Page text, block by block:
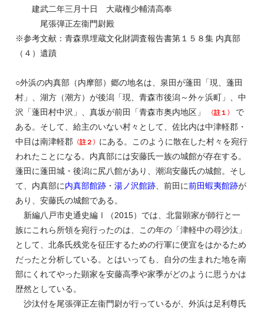
建武二年三月十日 大蔵権少輔清高奉
尾張弾正左衞門尉殿
※参考文献：青森県埋蔵文化財調査報告書第１５８集 内真部
（４）遺蹟
○外浜の内真部（内摩部）郷の地名は、泉田が蓬田「現、蓬田
村」、湖方（潮方）が後潟「現、青森市後潟～外ヶ浜町」、中
沢「蓬田村中沢」、真坂が前田「青森市奥内地区」
〈註１〉
で
ある。そして、給主のいない村々として、佐比内は中津軽郡・
中目は南津軽郡 〈註２〉 にある。このように散在した村々を宛行
われたことになる。内真部には安藤氏一族の城館が存在する。
蓬田に蓬田城・後潟に尻八館があり、潮潟安藤氏の城館。そし
て、内真部に内真部館跡 ・湯ノ沢館跡 、前田に前田蝦夷館跡が
あり、安藤氏の城館である。
新編八戸市史通史編Ⅰ（2015）では、北畠顕家が師行と一
族にこれら所領を宛行ったのは、この年の「津軽中の尋沙汰」
として、北条氏残党を征圧するための行軍に便宜をはかるため
だったと分析している。とはいっても、自分の生まれた地を南
部にくれてやった顕家を安藤高季や家季がどのように思うかは
歴然としている。
沙汰付を尾張弾正左衞門尉が行っているが、外浜は足利尊氏